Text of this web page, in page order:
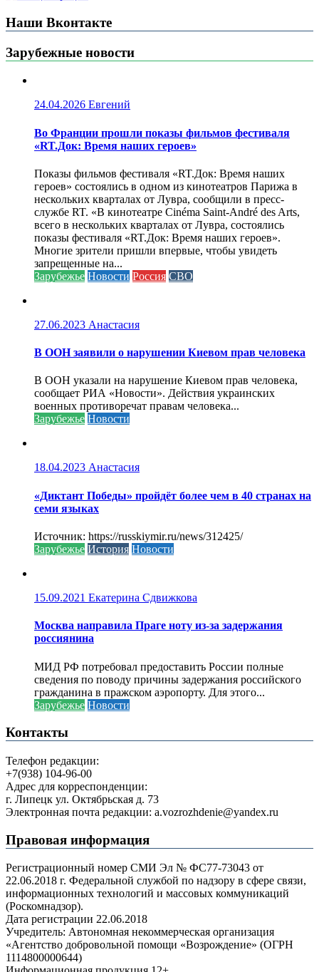
Наши Вконтакте
Зарубежные новости
24.04.2026 Евгений
Во Франции прошли показы фильмов фестиваля
«RT.Док: Время наших героев»
Показы фильмов фестиваля «RT.Док: Время наших
героев» состоялись в одном из кинотеатров Парижа в
нескольких кварталах от Лувра, сообщили в пресс-
службе RT. «В кинотеатре Cinéma Saint-André des Arts,
всего в нескольких кварталах от Лувра, состоялись
показы фестиваля «RT.Док: Время наших героев».
Многие зрители пришли впервые, чтобы увидеть
запрещенные на...
Зарубежье Новости Россия СВО
27.06.2023 Анастасия
В ООН заявили о нарушении Киевом прав человека
В ООН указали на нарушение Киевом прав человека,
сообщает РИА «Новости». Действия украинских
военных противоречат правам человека...
Зарубежье Новости
18.04.2023 Анастасия
«Диктант Победы» пройдёт более чем в 40 странах на
семи языках
Источник: https://russkiymir.ru/news/312425/
Зарубежье История Новости
15.09.2021 Екатерина Сдвижкова
Москва направила Праге ноту из-за задержания
россиянина
МИД РФ потребовал предоставить России полные
сведения по поводу причины задержания российского
гражданина в пражском аэропорту. Для этого...
Зарубежье Новости
Контакты
Телефон редакции:
+7(938) 104-96-00
Адрес для корреспонденции:
г. Липецк ул. Октябрьская д. 73
Электронная почта редакции: a.vozrozhdenie@yandex.ru
Правовая информация
Регистрационный номер СМИ Эл № ФС77-73043 от
22.06.2018 г. Федеральной службой по надзору в сфере связи,
информационных технологий и массовых коммуникаций
(Роскомнадзор).
Дата регистрации 22.06.2018
Учредитель: Автономная некоммерческая организация
«Агентство добровольной помощи «Возрождение» (ОГРН
1114800000644)